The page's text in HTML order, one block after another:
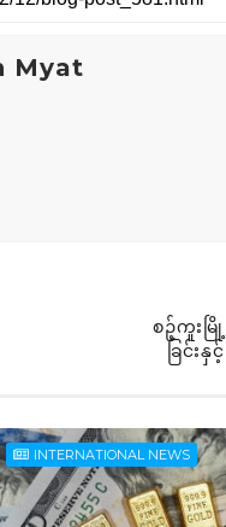
Myat
စဉ့်ကူးမ
ခြင်း
INTERNATIONAL NEWS